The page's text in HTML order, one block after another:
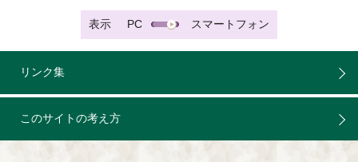
表示 PC スマートフォン
リンク集
このサイトの考え方